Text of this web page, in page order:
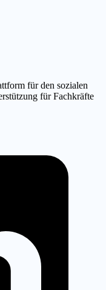
für den sozialen
für Fachkräfte